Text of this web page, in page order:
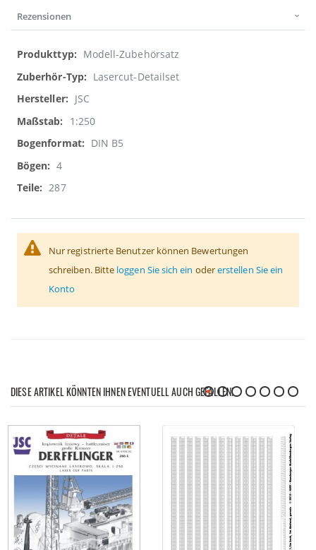
Rezensionen
Weitere
Informationen
Modell-Zubehörsatz
Lasercut-Detailset
JSC
1:250
DIN B5
4
287
Nur registrierte Benutzer können Bewertungen
schreiben. Bitte loggen Sie sich ein odererstellen Sie ein
Konto
DIESE ARTIKEL KÖNNTEN IHNEN EVENTUELL AUCH GEFALLEN!